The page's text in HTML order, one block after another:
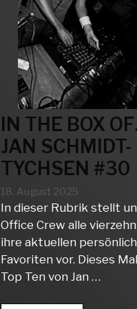
IN THE BOX
JAN SCHMIDT-
TYCHSEN #30
18. August 2025
In dieser Rubrik stellt
Office Crew alle
ihre aktuellen
Favoriten vor. Dieses
Top Ten von Jan …